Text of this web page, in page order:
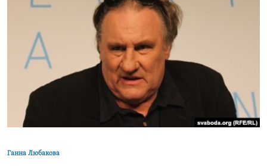
СПЕЦПРОЕКТИ
ДЕПОРТАЦІЯ
ВІДЕОУРОКИ «ELIFBE»
СВІДЧЕННЯ ОКУПАЦІЇ
УКРАЇНСЬКА ПРОБЛЕМА КРИМУ
ЯК ОБІЙТИ БЛОКУВАННЯ
Русский
Qırımtatar
Ганна Любакова